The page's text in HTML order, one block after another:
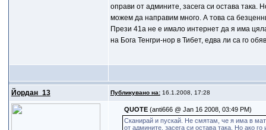
оправи от админите, засега си остава
можем да направим много. А това са
Прези 41а не е имало интернет да я има
на Бога Тенгри-нор в Тибет, едва ли са го
Йордан_13 Публикувано на:16.1.2008, 17:28
QUOTE (anti666 @ Jan 16 2008, 03:49 PM)
Сканирай и пускай. Не смятам, че я има в
от админите, засега си остава така. Но ако